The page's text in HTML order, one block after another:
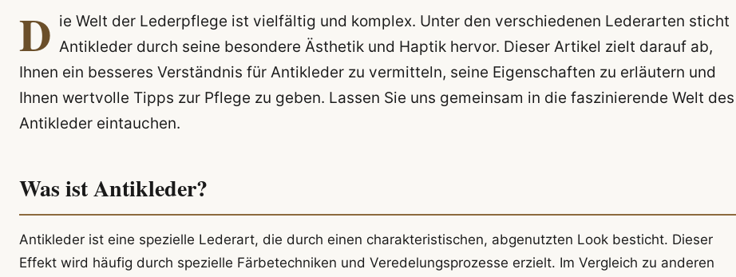
D ie Welt der Lederpflege ist vielfältig und komplex. Unter den verschiedenen Lederarten sticht
Antikleder durch seine besondere Ästhetik und Haptik hervor. Dieser Artikel zielt darauf ab,
Ihnen ein besseres Verständnis für Antikleder zu vermitteln, seine Eigenschaften zu erläutern und
Ihnen wertvolle Tipps zur Pflege zu geben. Lassen Sie uns gemeinsam in die faszinierende Welt des
Antikleder eintauchen.
Was ist Antikleder?
Antikleder ist eine spezielle Lederart, die durch einen charakteristischen, abgenutzten Look besticht. Dieser
Effekt wird häufig durch spezielle Färbetechniken und Veredelungsprozesse erzielt. Im Vergleich zu anderen